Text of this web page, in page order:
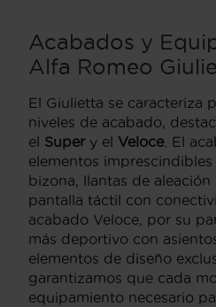
Acabados y
Alfa Romeo
El Giulietta se caracteriza
niveles de acabado,
el Supery el Veloce . El
elementos
bizona, llantas de
pantalla táctil con
acabado Veloce, por su
más deportivo con
elementos de diseño
garantizamos que cada
equipamiento necesario